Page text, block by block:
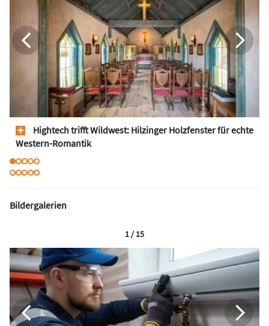
Hightech trifft Wildwest: Hilzinger Holzfenster für echte
Western-Romantik
Bildergalerien
1 / 15